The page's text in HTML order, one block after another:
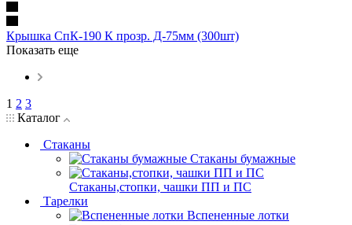
Крышка СпК-190 К прозр. Д-75мм (300шт)
Показать еще
1 2 3
Каталог
Стаканы
Стаканы бумажные
Стаканы,стопки, чашки ПП и ПС
Тарелки
Вспененные лотки